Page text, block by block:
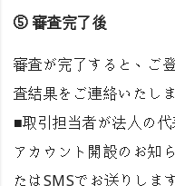
⑤ 審査完了後
審査が完了すると、ご
査結果をご連絡いたし
■取引担当者が法人の
アカウント開設のお知